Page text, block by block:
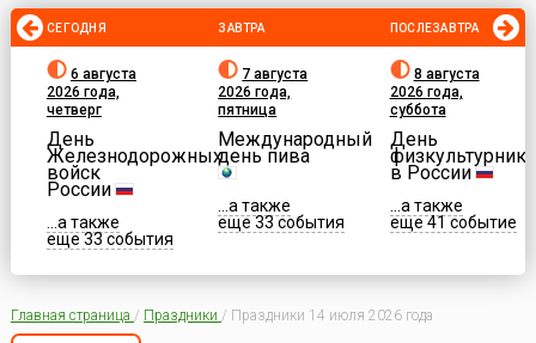
СЕГОДНЯ
6 августа
2026 года,
четверг
День
Железнодорожных
войск
России
...а также
еще 33 события
ЗАВТРА
7 августа
2026 года,
пятница
Международный
день пива
...а также
еще 33 события
ПОСЛЕЗАВТРА
8 августа
2026 года,
суббота
День
физкультурника
в России
...а также
еще 41 событие
Главная страница / Праздники / Праздники 14 июля 2026 года